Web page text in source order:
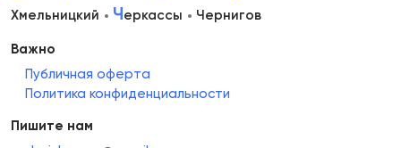
Хмельницкий
Черкассы Чернигов
Важно
Публичная оферта
Политика конфиденциальности
Пишите нам